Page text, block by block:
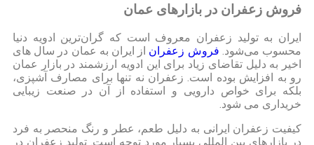
فروش زعفران در بازارهای عمان
ایران به تولید زعفران معروف است که گران‌ترین ادویه دنیا
محسوب می‌شود. فروش زعفران از ایران به عمان در سال های
اخیر به دلیل تقاضای زیاد برای این ادویه ارزشمند در بازار عمان
رو به افزایش بوده است. زعفران نه تنها برای مصارف آشپزی،
بلکه برای خواص دارویی و استفاده از آن در صنعت زیبایی
خریداری می شود.
کیفیت زعفران ایرانی به دلیل طعم، عطر و رنگ منحصر به فرد
در بازارهای بین المللی بسیار مورد توجه است. تولید زعفران در